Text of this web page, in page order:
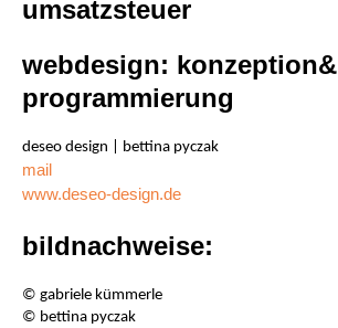
umsatzsteuer
webdesign: konzeption&
programmierung
deseo design | bettina pyczak
mail
www.deseo-design.de
bildnachweise:
© gabriele kümmerle
© bettina pyczak